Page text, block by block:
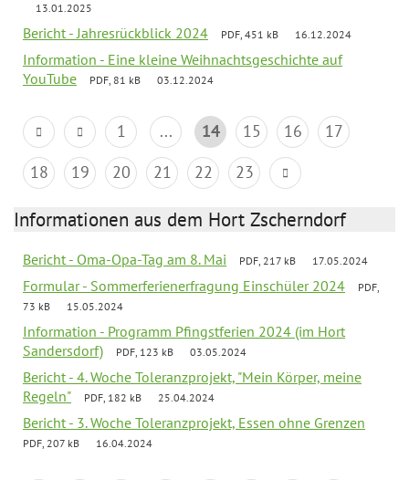
13.01.2025
Bericht - Jahresrückblick 2024 PDF, 451 kB 16.12.2024
Information - Eine kleine Weihnachtsgeschichte auf
YouTube
PDF, 81 kB 03.12.2024
1 ... 14 15 16
17
18
19 20 21 22 23
Informationen aus dem Hort Zscherndorf
Bericht - Oma-Opa-Tag am 8. Mai PDF, 217 kB 17.05.2024
Formular - Sommerferienerfragung Einschüler 2024
PDF,
73 kB
15.05.2024
Information - Programm Pfingstferien 2024 (im Hort
Sandersdorf)
PDF, 123 kB 03.05.2024
Bericht - 4. Woche Toleranzprojekt, "Mein Körper, meine
Regeln"
PDF, 182 kB 25.04.2024
Bericht - 3. Woche Toleranzprojekt, Essen ohne Grenzen
PDF, 207 kB 16.04.2024